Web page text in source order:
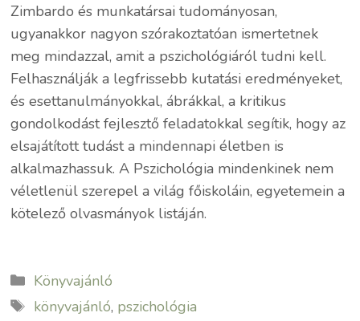
Zimbardo és munkatársai tudományosan,
ugyanakkor nagyon szórakoztatóan ismertetnek
meg mindazzal, amit a pszichológiáról tudni kell.
Felhasználják a legfrissebb kutatási eredményeket,
és esettanulmányokkal, ábrákkal, a kritikus
gondolkodást fejlesztő feladatokkal segítik, hogy az
elsajátított tudást a mindennapi életben is
alkalmazhassuk. A Pszichológia mindenkinek nem
véletlenül szerepel a világ főiskoláin, egyetemein a
kötelező olvasmányok listáján.
Kategória
Könyvajánló
Címkék
könyvajánló, pszichológia